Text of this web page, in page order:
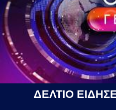
ΔΕΛΤΙΟ